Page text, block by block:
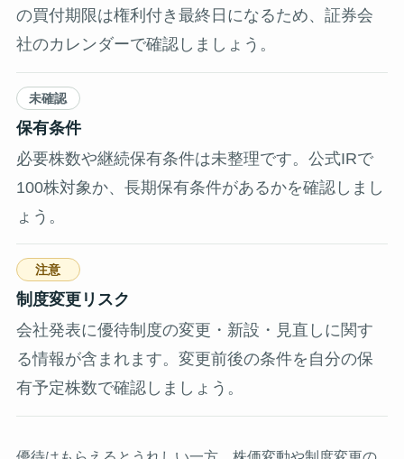
の買付期限は権利付き最終日になるため、証券会
社のカレンダーで確認しましょう。
未確認
保有条件
必要株数や継続保有条件は未整理です。公式IRで
100株対象か、長期保有条件があるかを確認しまし
ょう。
注意
制度変更リスク
会社発表に優待制度の変更・新設・見直しに関す
る情報が含まれます。変更前後の条件を自分の保
有予定株数で確認しましょう。